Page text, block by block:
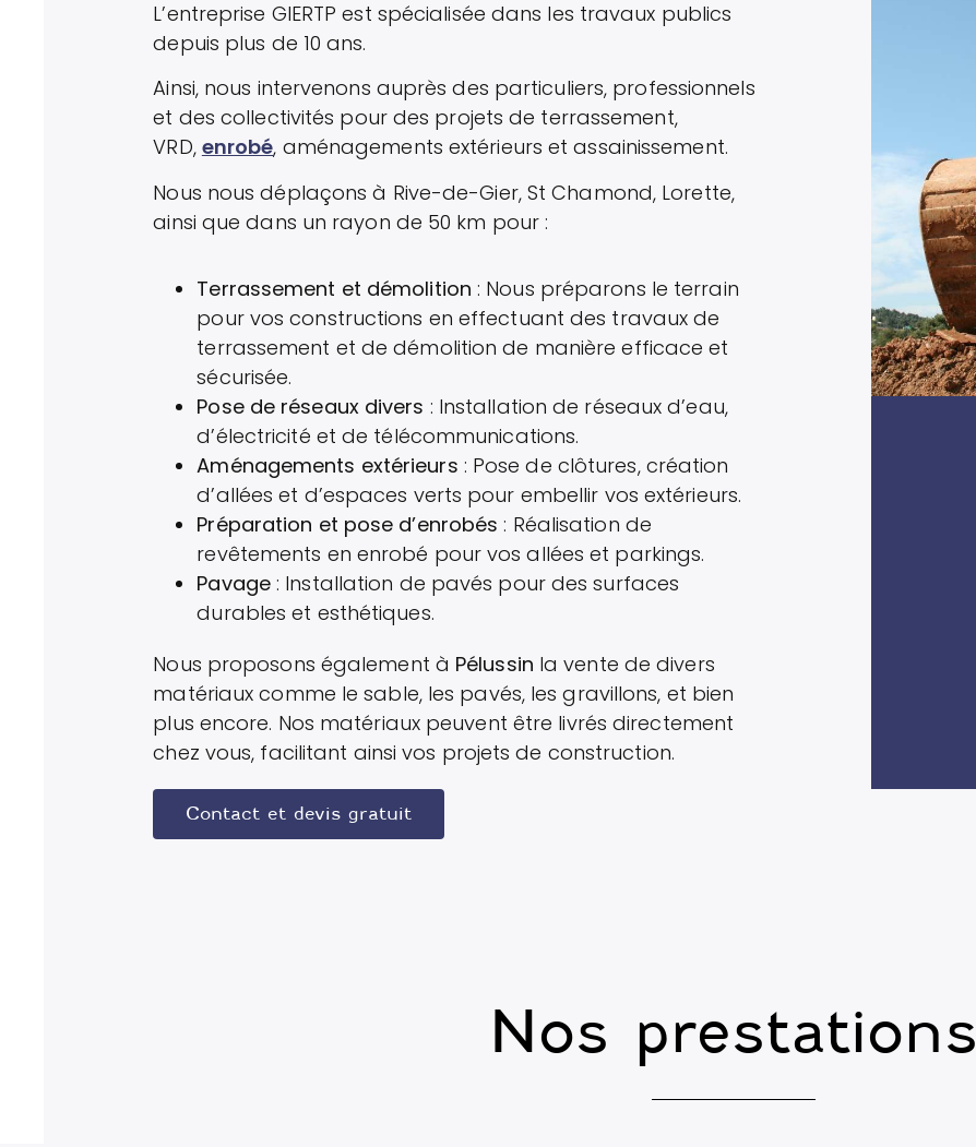
L’entreprise GIERTP est spécialisée dans les travaux publics
depuis plus de 10 ans.
Ainsi, nous intervenons auprès des particuliers, professionnels
et des collectivités pour des projets de terrassement,
VRD, enrobé, aménagements extérieurs et assainissement.
Nous nous déplaçons à Rive-de-Gier, St Chamond, Lorette,
ainsi que dans un rayon de 50 km pour :
Terrassement et démolition : Nous préparons le terrain
pour vos constructions en effectuant des travaux de
terrassement et de démolition de manière efficace et
sécurisée.
Pose de réseaux divers : Installation de réseaux d’eau,
d’électricité et de télécommunications.
Aménagements extérieurs : Pose de clôtures, création
d’allées et d’espaces verts pour embellir vos extérieurs.
Préparation et pose d’enrobés : Réalisation de
revêtements en enrobé pour vos allées et parkings.
Pavage: Installation de pavés pour des surfaces
durables et esthétiques.
Nous proposons également à Pélussin la vente de divers
matériaux comme le sable, les pavés, les gravillons, et bien
plus encore. Nos matériaux peuvent être livrés directement
chez vous, facilitant ainsi vos projets de construction.
Contact et devis gratuit
Nos prestations